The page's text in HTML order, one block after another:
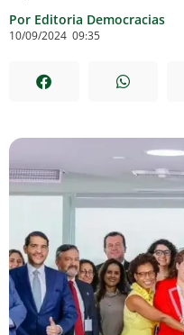
Por Editoria Democracias
10/09/2024 09:35